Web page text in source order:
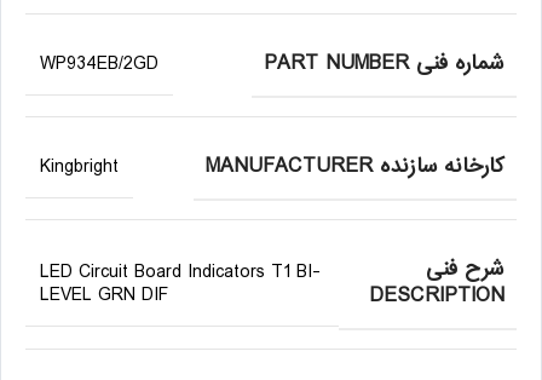
شماره فنی PART NUMBER WP934EB/2GD
کارخانه سازنده MANUFACTURER Kingbright
شرح فنی
DESCRIPTION
LED Circuit Board Indicators T1 BI-
LEVEL GRN DIF